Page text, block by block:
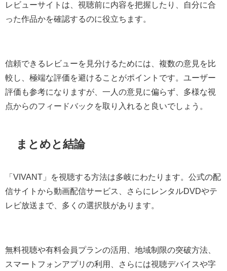
レビューサイトは、視聴前に内容を把握したり、自分に合
った作品かを確認するのに役立ちます。
信頼できるレビューを見分けるためには、複数の意見を比
較し、極端な評価を避けることがポイントです。ユーザー
評価も参考になりますが、一人の意見に偏らず、多様な視
点からのフィードバックを取り入れると良いでしょう。
まとめと結論
「VIVANT」を視聴する方法は多岐にわたります。公式の配
信サイトから動画配信サービス、さらにレンタルDVDやテ
レビ放送まで、多くの選択肢があります。
無料視聴や有料会員プランの活用、地域制限の突破方法、
スマートフォンアプリの利用、さらには視聴デバイスや字